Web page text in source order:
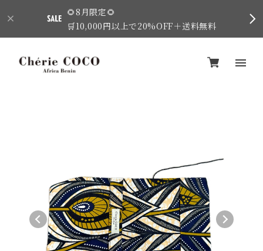
🌻8月限定🌻
🛒10,000円以上で20%OFF＋送料無料